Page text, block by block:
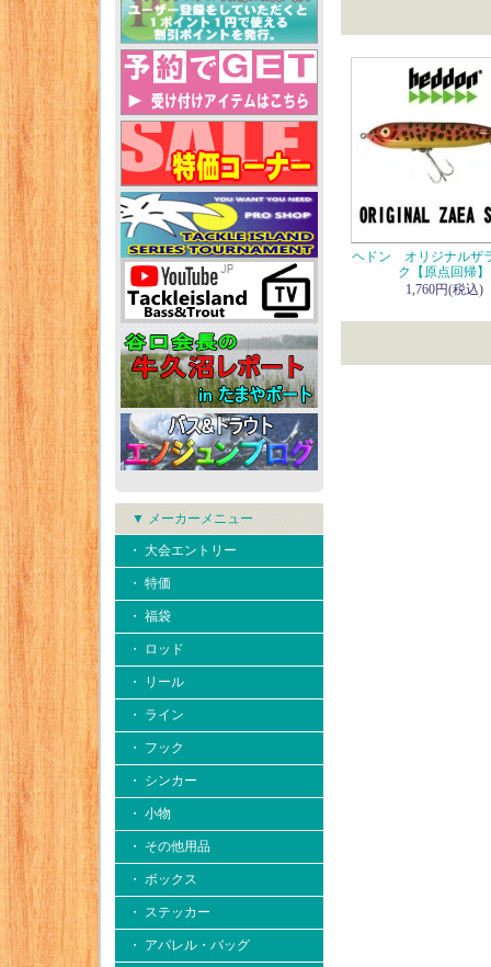
▼ メーカーメニュー
・ 大会エントリー
・ 特価
・ 福袋
・ ロッド
・ リール
・ ライン
・ フック
・ シンカー
・ 小物
・ その他用品
・ ボックス
・ ステッカー
・ アパレル・バッグ
ヘドン オリジナルザ
ク【原点回帰】
1,760円(税込)